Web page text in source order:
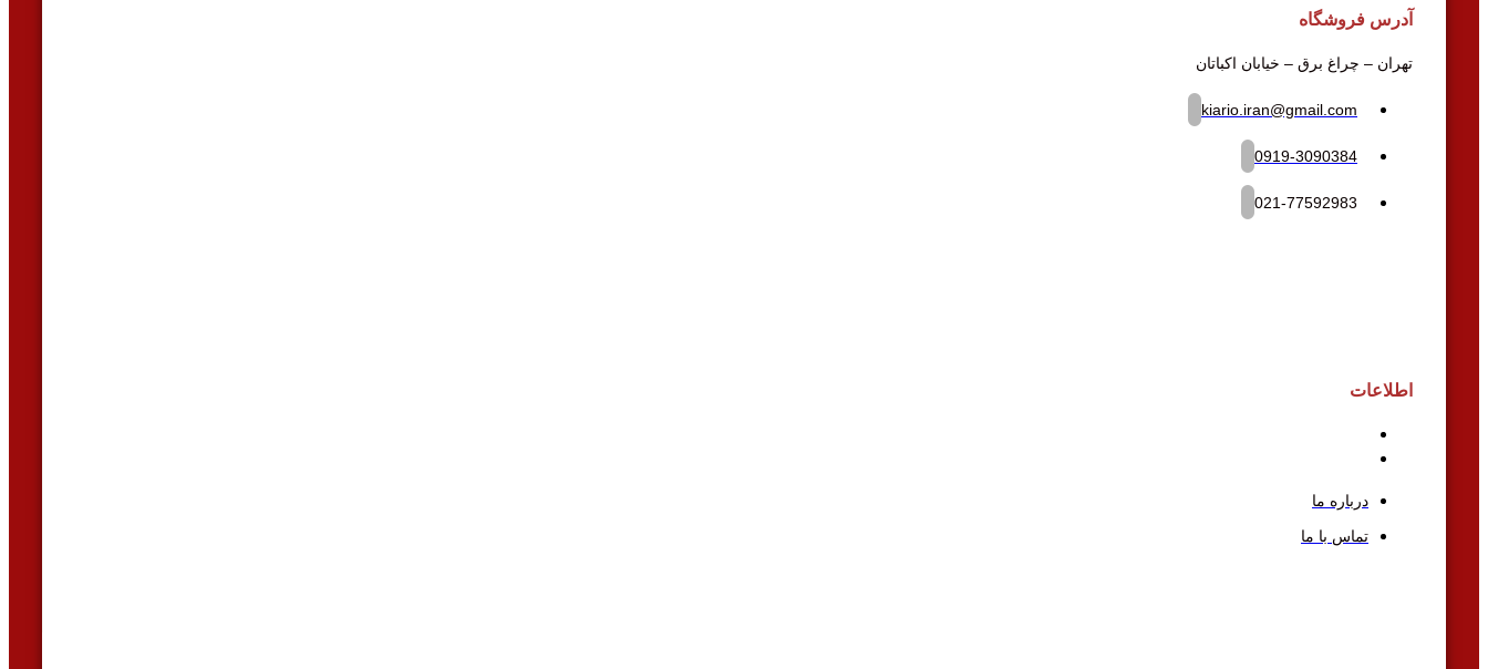
آدرس فروشگاه
تهران – چراغ برق – خیابان اکباتان
kiario.iran@gmail.com
0919-3090384
021-77592983
اطلاعات
درباره ما
تماس با ما